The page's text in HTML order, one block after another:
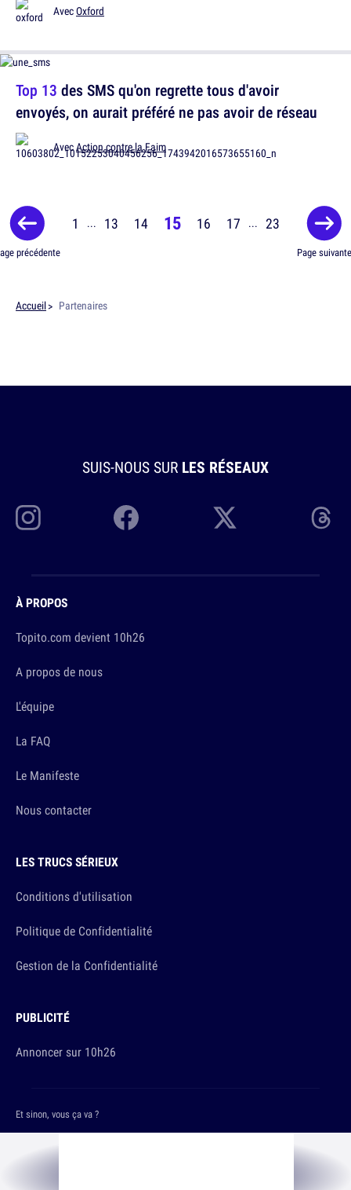
AvecOxford
Top 13 des SMS qu'on regrette tous d'avoir
envoyés, on aurait préféré ne pas avoir de réseau
AvecAction contre la Faim
précédente
1 ... 13 14 15 16 17 ... 23
Page suivante
Accueil Partenaires
SUIS-NOUS SUR LES RÉSEAUX
À PROPOS
Topito.com devient 10h26
A propos de nous
L'équipe
La FAQ
Le Manifeste
Nous contacter
LES TRUCS SÉRIEUX
Conditions d'utilisation
Politique de Confidentialité
Gestion de la Confidentialité
PUBLICITÉ
Annoncer sur 10h26
Et sinon, vous ça va ?